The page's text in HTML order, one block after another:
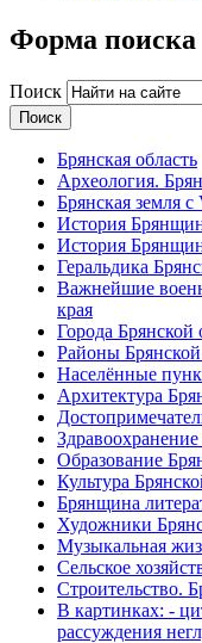
Форма поиска
Поиск
Брянская область
Археология.
Брянская земля
История
История
Геральдика
Важнейшие
края
Города Брянской
Районы Брянской
Населённые
Архитектура
Образование
Культура
Брянщина
Художники
Музыкальная
Сельское
Строительство.
В картинках: -
рассуждения